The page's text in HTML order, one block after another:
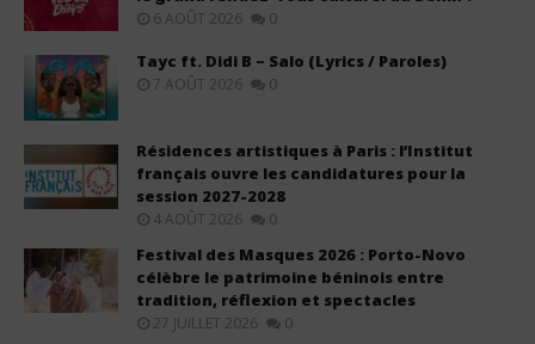
6 AOÛT 2026 0
Tayc ft. Didi B – Salo (Lyrics / Paroles)
7 AOÛT 2026 0
Résidences artistiques à Paris : l’Institut
français ouvre les candidatures pour la
session 2027-2028
4 AOÛT 2026 0
Festival des Masques 2026 : Porto-Novo
célèbre le patrimoine béninois entre
tradition, réflexion et spectacles
27 JUILLET 2026 0